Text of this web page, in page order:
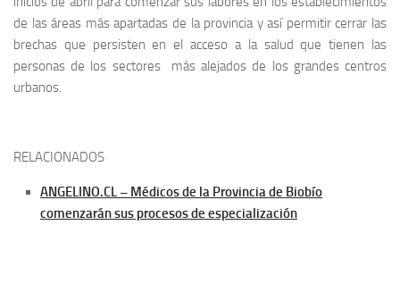
de las áreas más apartadas de la provincia y así permitir cerrar las
brechas que persisten en el acceso a la salud que tienen las
personas de los sectores más alejados de los grandes centros
urbanos.
RELACIONADOS
ANGELINO.CL – Médicos de la Provincia de Biobío
comenzarán sus procesos de especialización